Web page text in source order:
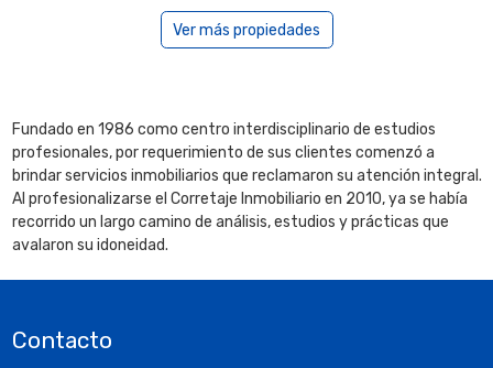
Ver más propiedades
Fundado en 1986 como centro interdisciplinario de estudios
profesionales, por requerimiento de sus clientes comenzó a
brindar servicios inmobiliarios que reclamaron su atención integral.
Al profesionalizarse el Corretaje Inmobiliario en 2010, ya se había
recorrido un largo camino de análisis, estudios y prácticas que
avalaron su idoneidad.
Contacto